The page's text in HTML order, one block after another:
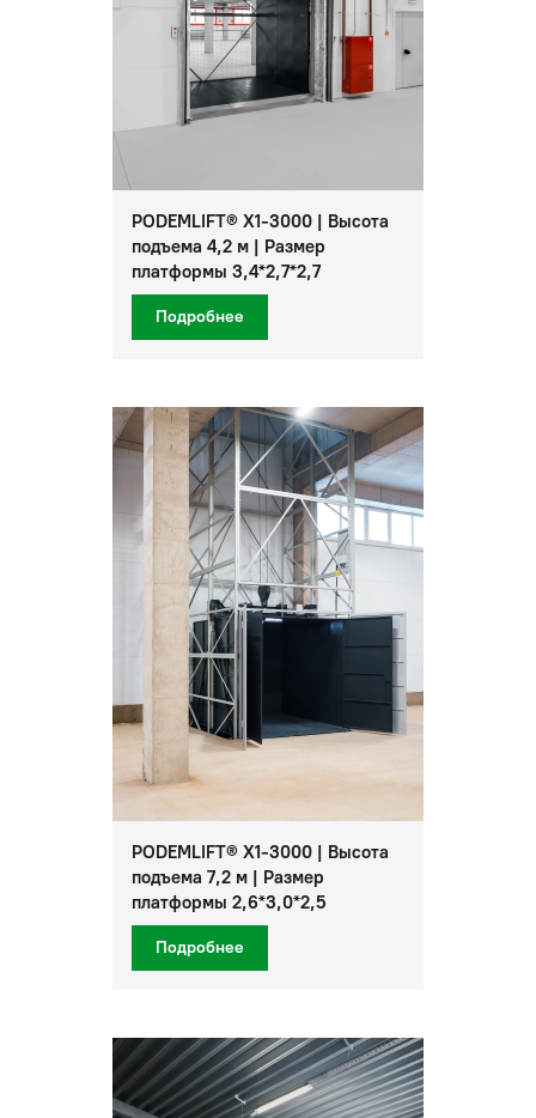
PODEMLIFT® X1-3000 | Высота
подъема 4,2 м | Размер
платформы 3,4*2,7*2,7
Подробнее
PODEMLIFT® X1-3000 | Высота
подъема 7,2 м | Размер
платформы 2,6*3,0*2,5
Подробнее